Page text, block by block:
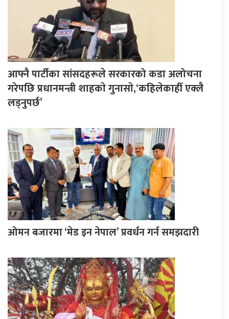
आफ्नै पार्टीका सांसदहरूले सरकारको कडा अलोचना
गरेपछि प्रधानमन्त्री शाहकाे गुनासाे,‘कहिलेकाहीँ एक्लै
लड्नुपर्छ’
ओमन बजारमा ‘मेड इन नेपाल’ प्रवर्धन गर्न समझदारी